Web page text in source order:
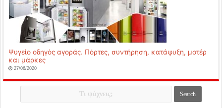
Ψυγείο οδηγός αγοράς. Πόρτες, συντήρηση, κατάψυξη, μοτέρ
και μάρκες
27/06/2020